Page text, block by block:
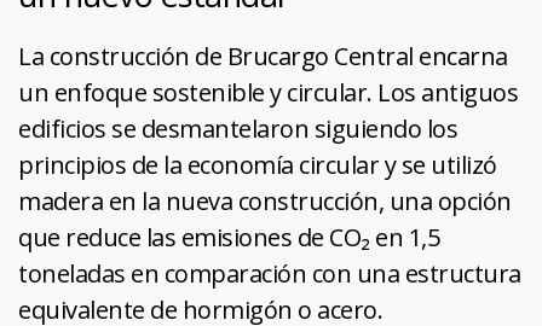
La construcción de Brucargo Central encarna
un enfoque sostenible y circular. Los antiguos
edificios se desmantelaron siguiendo los
principios de la economía circular y se utilizó
madera en la nueva construcción, una opción
que reduce las emisiones de CO₂ en 1,5
toneladas en comparación con una estructura
equivalente de hormigón o acero.